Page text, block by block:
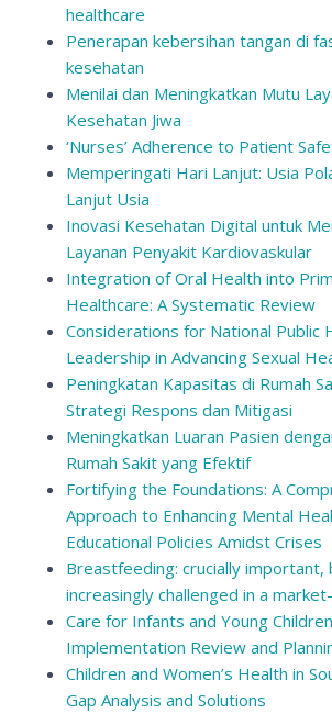
healthcare
Penerapan kebersihan tangan di
kesehatan
Menilai dan Meningkatkan Mutu
Kesehatan Jiwa
‘Nurses’ Adherence to Patient
Memperingati Hari Lanjut: Usia
Lanjut Usia
Inovasi Kesehatan Digital untuk
Layanan Penyakit Kardiovaskular
Integration of Oral Health into
Healthcare: A Systematic Review
Considerations for National Public
Leadership in Advancing Sexual
Peningkatan Kapasitas di Rumah
Strategi Respons dan Mitigasi
Meningkatkan Luaran Pasien
Rumah Sakit yang Efektif
Fortifying the Foundations: A
Approach to Enhancing Mental
Educational Policies Amidst Crises
Breastfeeding: crucially important,
increasingly challenged in a
Care for Infants and Young
Implementation Review and
Children and Women’s Health in
Gap Analysis and Solutions